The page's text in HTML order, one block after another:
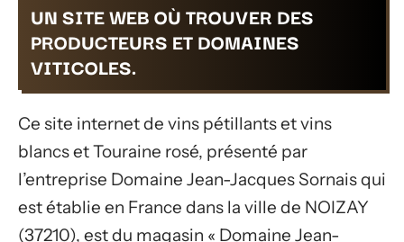
UN SITE WEB OÙ TROUVER DES
PRODUCTEURS ET DOMAINES
VITICOLES.
Ce site internet de vins pétillants et vins
blancs et Touraine rosé, présenté par
l’entreprise Domaine Jean-Jacques Sornais qui
est établie en France dans la ville de NOIZAY
(37210), est du magasin « Domaine Jean-